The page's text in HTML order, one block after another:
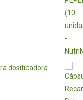
dosificadora